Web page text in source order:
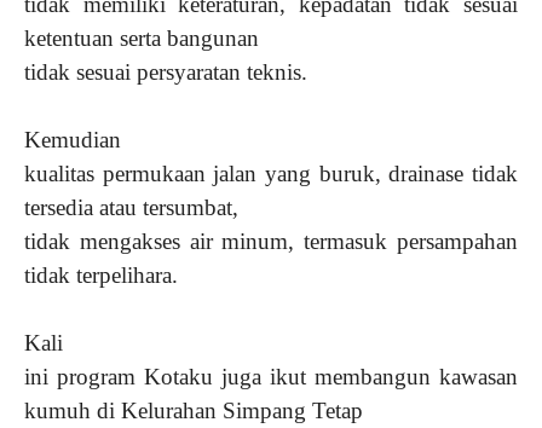
ketentuan serta bangunan
tidak sesuai persyaratan teknis.
Kemudian
kualitas permukaan jalan yang buruk, drainase tidak
tersedia atau tersumbat,
tidak mengakses air minum, termasuk persampahan
tidak terpelihara.
Kali
ini program Kotaku juga ikut membangun kawasan
kumuh di Kelurahan Simpang Tetap